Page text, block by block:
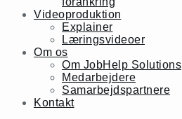
Videoproduktion
Explainer
Læringsvideoer
Om os
Om JobHelp Solutions
Medarbejdere
Samarbejdspartnere
Kontakt